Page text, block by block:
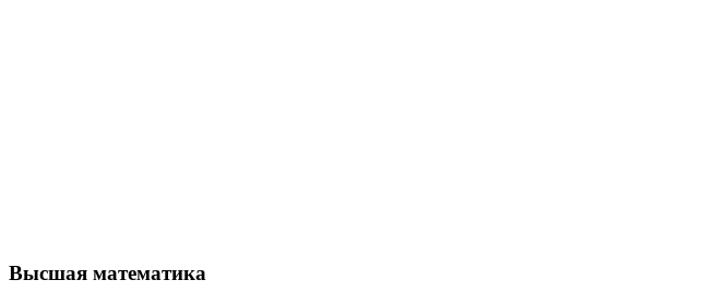
Высшая математика